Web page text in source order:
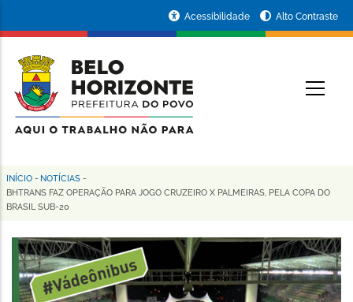
conteúdo
principal
da
Prefeitura
de
Horizonte
Acessibilidade Alto Contraste
Trilha
de
navegação
INÍCIO - NOTÍCIAS -
BHTRANS FAZ OPERAÇÃO PARA JOGO CRUZEIRO X PALMEIRAS, PELA COPA DO
BRASIL SUB-20